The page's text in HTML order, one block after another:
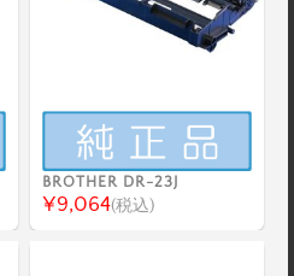
BROTHER DR-23J
¥9,064(税込)